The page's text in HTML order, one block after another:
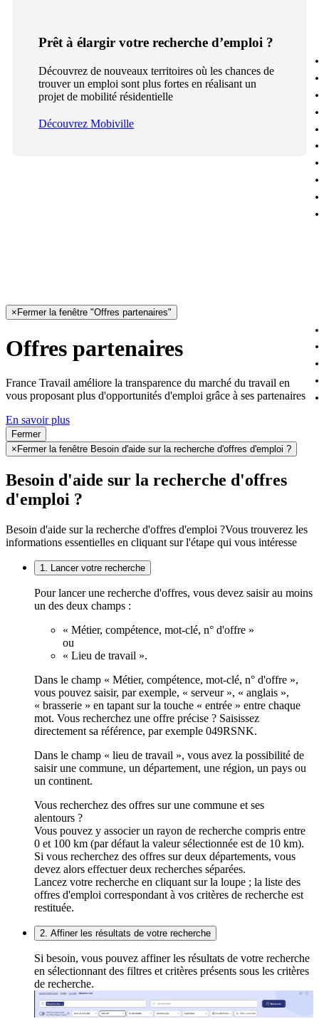
Prêt à élargir votre recherche d’emploi ?
Découvrez de nouveaux territoires où les chances de
trouver un emploi sont plus fortes en réalisant un
projet de mobilité résidentielle
Découvrez Mobiville
× Fermer la fenêtre "Offres partenaires"
Offres partenaires
France Travail améliore la transparence du marché du travail en
vous proposant plus d'opportunités d'emploi grâce à ses partenaires
En savoir plus
Fermer
× Fermer la fenêtre Besoin d'aide sur la recherche d'offres d'emploi ?
Besoin d'aide sur la recherche d'offres
d'emploi ?
Besoin d'aide sur la recherche d'offres d'emploi ?Vous trouverez les
informations essentielles en cliquant sur l'étape qui vous intéresse
1. Lancer votre recherche
Pour lancer une recherche d'offres, vous devez saisir au moins
un des deux champs :
« Métier, compétence, mot-clé, n° d'offre »
ou
« Lieu de travail ».
Dans le champ « Métier, compétence, mot-clé, n° d'offre »,
vous pouvez saisir, par exemple, « serveur », « anglais »,
« brasserie » en tapant sur la touche « entrée » entre chaque
mot. Vous recherchez une offre précise ? Saisissez
directement sa référence, par exemple 049RSNK.
Dans le champ « lieu de travail », vous avez la possibilité de
saisir une commune, un département, une région, un pays ou
un continent.
Vous recherchez des offres sur une commune et ses
alentours ?
Vous pouvez y associer un rayon de recherche compris entre
0 et 100 km (par défaut la valeur sélectionnée est de 10 km).
Si vous recherchez des offres sur deux départements, vous
devez alors effectuer deux recherches séparées.
Lancez votre recherche en cliquant sur la loupe ; la liste des
offres d'emploi correspondant à vos critères de recherche est
restituée.
2. Affiner les résultats de votre recherche
Si besoin, vous pouvez affiner les résultats de votre recherche
en sélectionnant des filtres et critères présents sous les critères
de recherche.